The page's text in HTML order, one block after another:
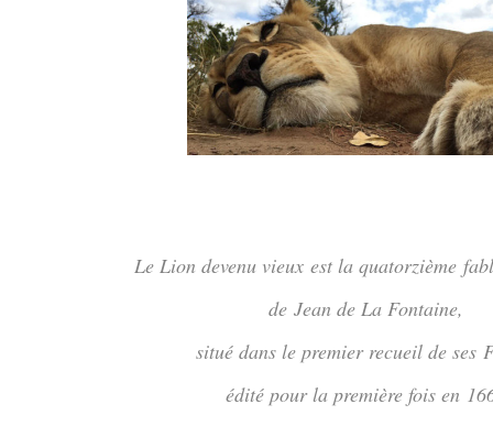
Le Lion devenu vieux est la quatorzième
de Jean de La Fontaine,
situé dans le premier recueil de ses
édité pour la première fois en